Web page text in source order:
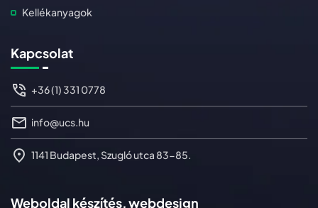
Kellékanyagok
Kapcsolat
+36 (1) 331 0778
info@ucs.hu
1141 Budapest, Szugló utca 83-85.
Weboldal készítés, webdesign